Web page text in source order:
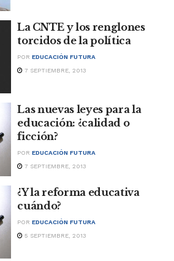
La CNTE y los renglones
torcidos de la política
POR EDUCACIÓN FUTURA
7 SEPTIEMBRE, 2013
Las nuevas leyes para la
educación: ¿calidad o
ficción?
POR EDUCACIÓN FUTURA
7 SEPTIEMBRE, 2013
¿Y la reforma educativa
cuándo?
POR EDUCACIÓN FUTURA
5 SEPTIEMBRE, 2013